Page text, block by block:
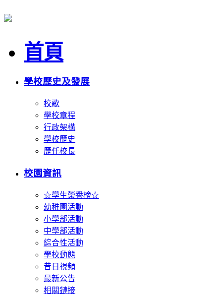
首頁
學校歷史及發展
校歌
學校章程
行政架構
學校歷史
歷任校長
校園資訊
☆學生榮譽榜☆
幼稚園活動
小學部活動
中學部活動
綜合性活動
學校動態
昔日視頻
最新公告
相關鏈接